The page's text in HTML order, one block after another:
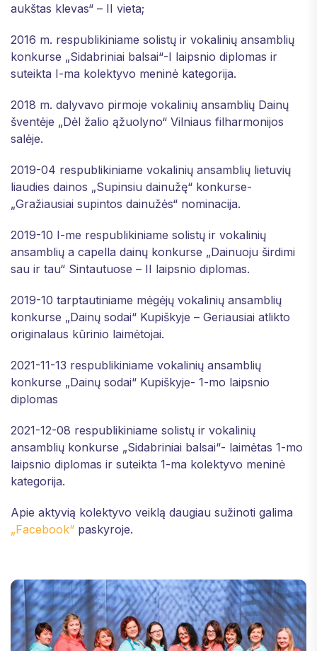
aukštas klevas“ – II vieta;
2016 m. respublikiniame solistų ir vokalinių ansamblių
konkurse „Sidabriniai balsai“-I laipsnio diplomas ir
suteikta I-ma kolektyvo meninė kategorija.
2018 m. dalyvavo pirmoje vokalinių ansamblių Dainų
šventėje „Dėl žalio ąžuolyno“ Vilniaus filharmonijos
salėje.
2019-04 respublikiniame vokalinių ansamblių lietuvių
liaudies dainos „Supinsiu dainužę“ konkurse-
„Gražiausiai supintos dainužės“ nominacija.
2019-10 I-me respublikiniame solistų ir vokalinių
ansamblių a capella dainų konkurse „Dainuoju širdimi
sau ir tau“ Sintautuose – II laipsnio diplomas.
2019-10 tarptautiniame mėgėjų vokalinių ansamblių
konkurse „Dainų sodai“ Kupiškyje – Geriausiai atlikto
originalaus kūrinio laimėtojai.
2021-11-13 respublikiniame vokalinių ansamblių
konkurse „Dainų sodai“ Kupiškyje- 1-mo laipsnio
diplomas
2021-12-08 respublikiniame solistų ir vokalinių
ansamblių konkurse „Sidabriniai balsai“- laimėtas 1-mo
laipsnio diplomas ir suteikta 1-ma kolektyvo meninė
kategorija.
Apie aktyvią kolektyvo veiklą daugiau sužinoti galima
„Facebook“ paskyroje.